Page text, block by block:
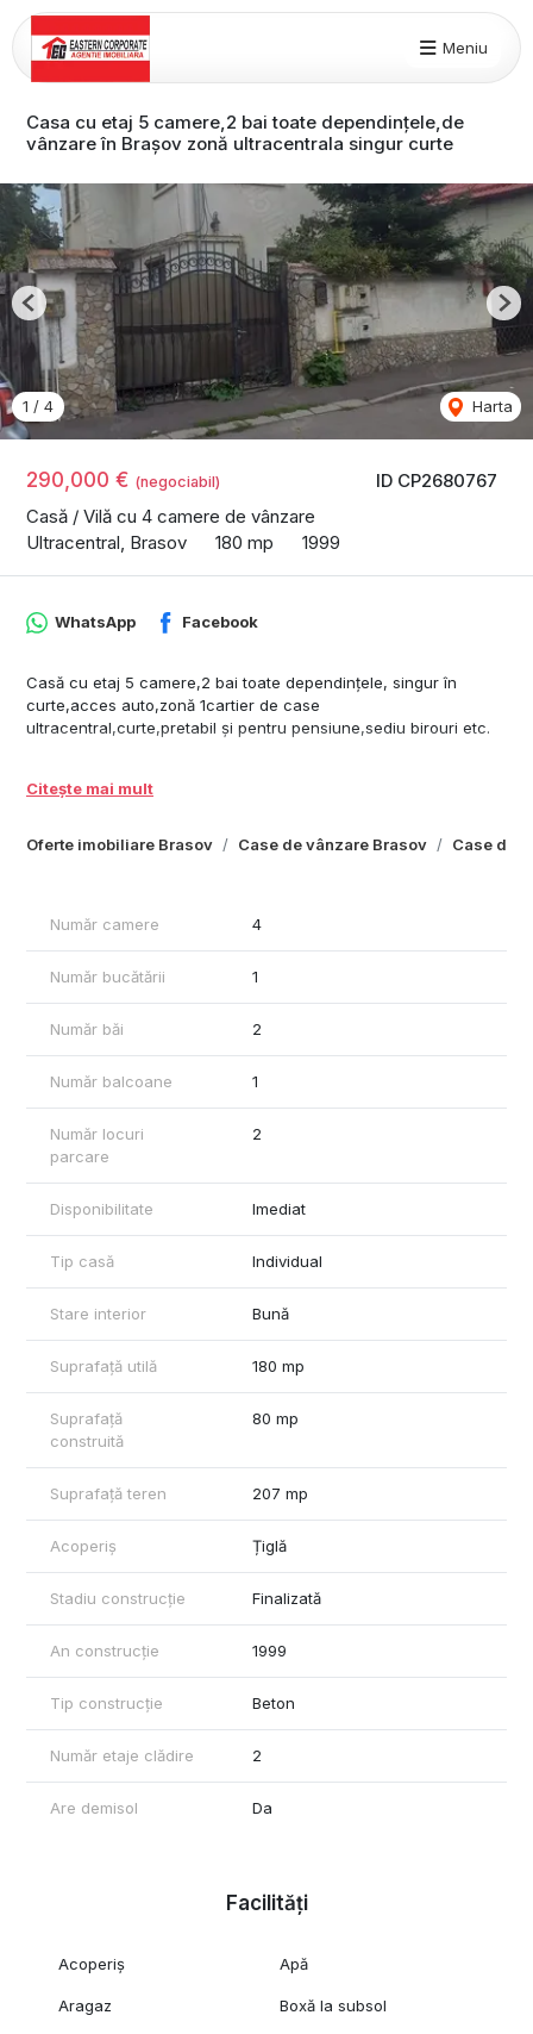
Meniu
Casa cu etaj 5 camere,2 bai toate dependințele,de
vânzare în Brașov zonă ultracentrala singur curte
ID CP2680767
290,000 € (negociabil)
Casă / Vilă cu 4 camere de vânzare
Ultracentral, Brasov
180 mp 1999
1 / 4 Harta
Previous
Oferte imobiliare Brasov Case de vânzare Brasov Case de
WhatsApp Facebook
Casă cu etaj 5 camere,2 bai toate dependințele, singur în
curte,acces auto,zonă 1cartier de case
ultracentral,curte,pretabil și pentru pensiune,sediu birouri etc.
Citește mai mult
Număr camere 4
Număr bucătării 1
Număr băi 2
Număr balcoane 1
Număr locuri
parcare
2
Disponibilitate Imediat
Tip casă Individual
Stare interior Bună
Suprafață utilă 180 mp
Suprafață
construită
80 mp
Suprafață teren 207 mp
Acoperiș Țiglă
Stadiu construcție Finalizată
An construcție 1999
Tip construcție Beton
Număr etaje clădire 2
Are demisol Da
Facilități
Acoperiș Apă
Aragaz Boxă la subsol